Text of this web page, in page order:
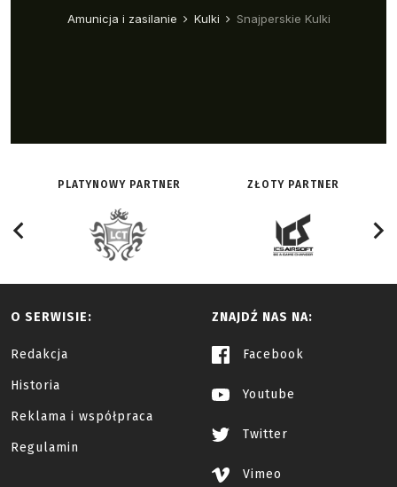
PLATYNOWY PARTNER ZŁOTY PARTNER
O SERWISIE:
Redakcja
Historia
Reklama i współpraca
Regulamin
ZNAJDŹ NAS NA:
Facebook
Youtube
Twitter
Vimeo